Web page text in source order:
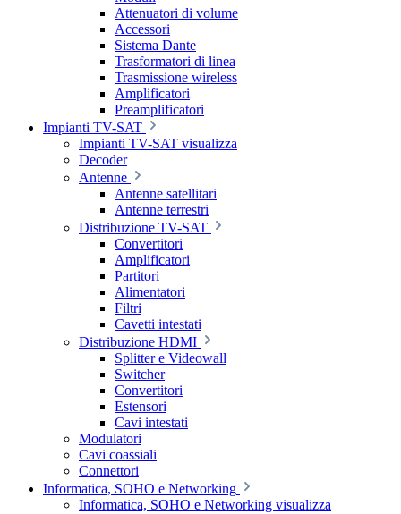
Attenuatori di volume
Accessori
Sistema Dante
Trasformatori di linea
Trasmissione wireless
Amplificatori
Preamplificatori
Impianti TV-SAT
Impianti TV-SAT visualizza
Decoder
Antenne
Antenne satellitari
Antenne terrestri
Distribuzione TV-SAT
Convertitori
Amplificatori
Partitori
Alimentatori
Filtri
Cavetti intestati
Distribuzione HDMI
Splitter e Videowall
Switcher
Convertitori
Estensori
Cavi intestati
Modulatori
Cavi coassiali
Connettori
Informatica, SOHO e Networking
Informatica, SOHO e Networking visualizza